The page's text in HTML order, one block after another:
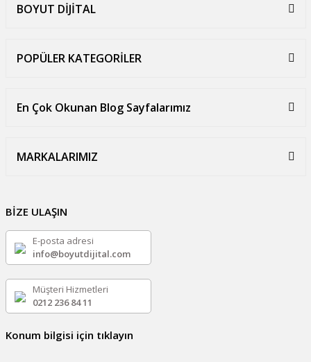
BOYUT DİJİTAL
POPÜLER KATEGORİLER
En Çok Okunan Blog Sayfalarımız
MARKALARIMIZ
BİZE ULAŞIN
E-posta adresi
info@boyutdijital.com
Müşteri Hizmetleri
0212 236 84 11
Konum bilgisi için tıklayın